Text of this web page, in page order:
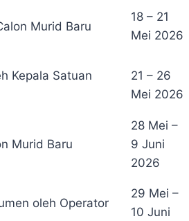
Murid Baru
18 – 21
Mei 2026
Kepala Satuan
21 – 26
Mei 2026
Murid Baru
28 Mei –
9 Juni
2026
oleh Operator
29 Mei –
10 Juni